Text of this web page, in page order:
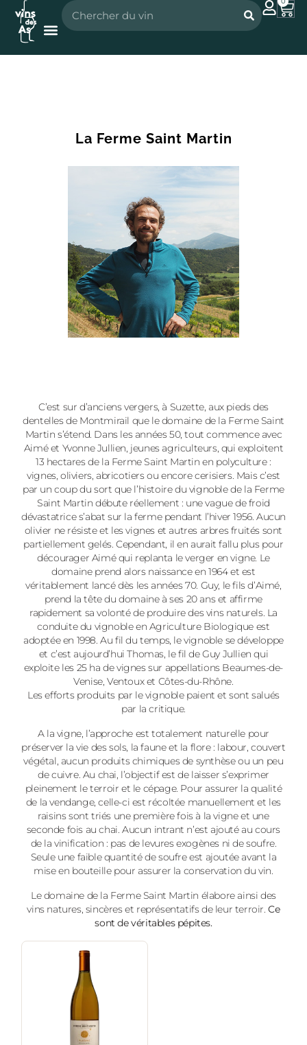
La Ferme Saint Martin
C’est sur d’anciens vergers, à Suzette, aux pieds des
dentelles de Montmirail que le domaine de la Ferme Saint
Martin s’étend. Dans les années 50, tout commence avec
Aimé et Yvonne Jullien, jeunes agriculteurs, qui exploitent
13 hectares de la Ferme Saint Martin en polyculture :
vignes, oliviers, abricotiers ou encore cerisiers. Mais c’est
par un coup du sort que l’histoire du vignoble de la Ferme
Saint Martin débute réellement : une vague de froid
dévastatrice s’abat sur la ferme pendant l’hiver 1956. Aucun
olivier ne résiste et les vignes et autres arbres fruités sont
partiellement gelés. Cependant, il en aurait fallu plus pour
décourager Aimé qui replanta le verger en vigne. Le
domaine prend alors naissance en 1964 et est
véritablement lancé dès les années 70. Guy, le fils d’Aimé,
prend la tête du domaine à ses 20 ans et affirme
rapidement sa volonté de produire des vins naturels. La
conduite du vignoble en Agriculture Biologique est
adoptée en 1998. Au fil du temps, le vignoble se développe
et c’est aujourd’hui Thomas, le fil de Guy Jullien qui
exploite les 25 ha de vignes sur appellations Beaumes-de-
Venise, Ventoux et Côtes-du-Rhône.
Les efforts produits par le vignoble paient et sont salués
par la critique.
A la vigne, l’approche est totalement naturelle pour
préserver la vie des sols, la faune et la flore : labour, couvert
végétal, aucun produits chimiques de synthèse ou un peu
de cuivre. Au chai, l’objectif est de laisser s’exprimer
pleinement le terroir et le cépage. Pour assurer la qualité
de la vendange, celle-ci est récoltée manuellement et les
raisins sont triés une première fois à la vigne et une
seconde fois au chai. Aucun intrant n’est ajouté au cours
de la vinification : pas de levures exogènes ni de soufre.
Seule une faible quantité de soufre est ajoutée avant la
mise en bouteille pour assurer la conservation du vin.
Le domaine de la Ferme Saint Martin élabore ainsi des
vins natures, sincères et représentatifs de leur terroir.Ce
sont de véritables pépites.